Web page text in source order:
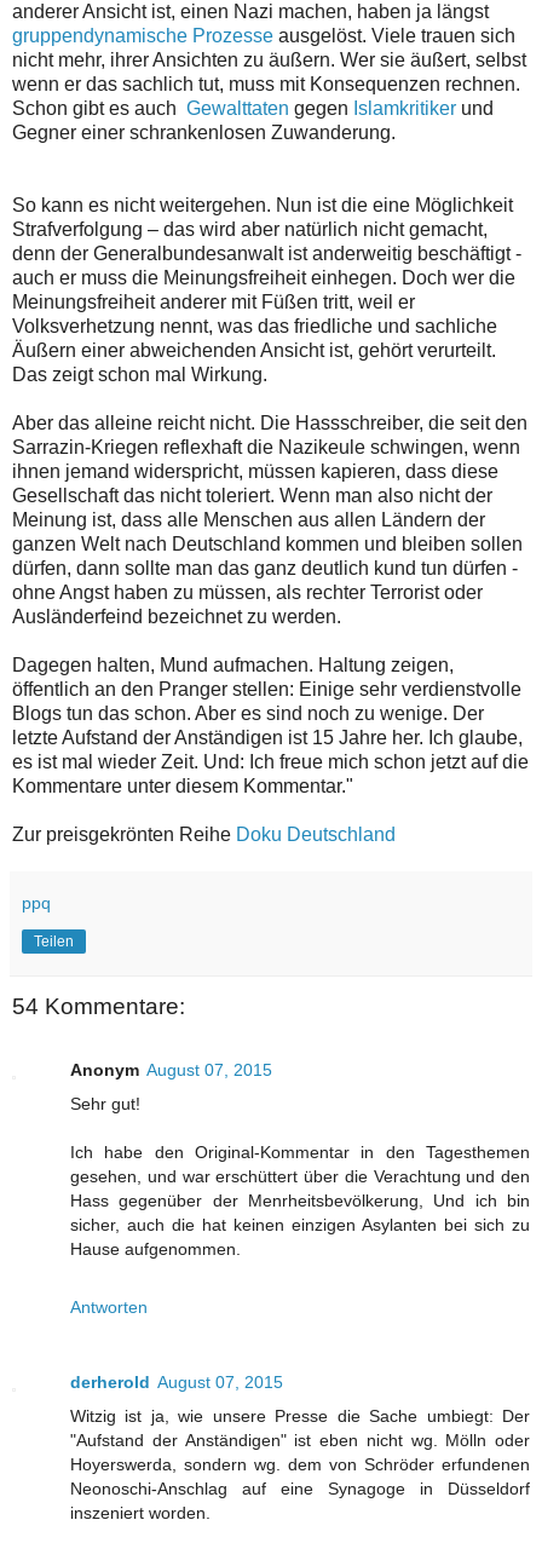
anderer Ansicht ist, einen Nazi machen, haben ja längst
gruppendynamische Prozesse ausgelöst. Viele trauen sich
nicht mehr, ihrer Ansichten zu äußern. Wer sie äußert, selbst
wenn er das sachlich tut, muss mit Konsequenzen rechnen.
Schon gibt es auch Gewalttaten gegen Islamkritiker und
Gegner einer schrankenlosen Zuwanderung.
So kann es nicht weitergehen. Nun ist die eine Möglichkeit
Strafverfolgung – das wird aber natürlich nicht gemacht,
denn der Generalbundesanwalt ist anderweitig beschäftigt -
auch er muss die Meinungsfreiheit einhegen. Doch wer die
Meinungsfreiheit anderer mit Füßen tritt, weil er
Volksverhetzung nennt, was das friedliche und sachliche
Äußern einer abweichenden Ansicht ist, gehört verurteilt.
Das zeigt schon mal Wirkung.
Aber das alleine reicht nicht. Die Hassschreiber, die seit den
Sarrazin-Kriegen reflexhaft die Nazikeule schwingen, wenn
ihnen jemand widerspricht, müssen kapieren, dass diese
Gesellschaft das nicht toleriert. Wenn man also nicht der
Meinung ist, dass alle Menschen aus allen Ländern der
ganzen Welt nach Deutschland kommen und bleiben sollen
dürfen, dann sollte man das ganz deutlich kund tun dürfen -
ohne Angst haben zu müssen, als rechter Terrorist oder
Ausländerfeind bezeichnet zu werden.
Dagegen halten, Mund aufmachen. Haltung zeigen,
öffentlich an den Pranger stellen: Einige sehr verdienstvolle
Blogs tun das schon. Aber es sind noch zu wenige. Der
letzte Aufstand der Anständigen ist 15 Jahre her. Ich glaube,
es ist mal wieder Zeit. Und: Ich freue mich schon jetzt auf die
Kommentare unter diesem Kommentar."
Zur preisgekrönten Reihe Doku Deutschland
ppq
Teilen
54 Kommentare:
Anonym August 07, 2015
Sehr gut!
Ich habe den Original-Kommentar in den Tagesthemen
gesehen, und war erschüttert über die Verachtung und den
Hass gegenüber der Menrheitsbevölkerung, Und ich bin
sicher, auch die hat keinen einzigen Asylanten bei sich zu
Hause aufgenommen.
Antworten
derherold August 07, 2015
Witzig ist ja, wie unsere Presse die Sache umbiegt: Der
"Aufstand der Anständigen" ist eben nicht wg. Mölln oder
Hoyerswerda, sondern wg. dem von Schröder erfundenen
Neonoschi-Anschlag auf eine Synagoge in Düsseldorf
inszeniert worden.